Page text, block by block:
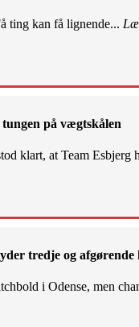
ting kan få lignende...
på vægtskålen
klart, at Team
tredje og afgørende
i Odense, men